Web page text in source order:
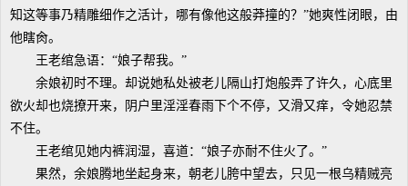
知这等事乃精雕细作之活计，哪有像他这般莽撞的？”她爽性闭眼，由
他瞎肏。
王老绾急语：“娘子帮我。”
余娘初时不理。却说她私处被老儿隔山打炮般弄了许久，心底里
欲火却也烧撩开来，阴户里淫淫春雨下个不停，又滑又痒，令她忍禁
不住。
王老绾见她内裤润湿，喜道：“娘子亦耐不住火了。”
果然，余娘腾地坐起身来，朝老儿胯中望去，只见一根乌精贼亮